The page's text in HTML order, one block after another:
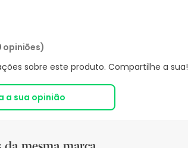
opiniões)
sobre este produto. Compartilhe a sua!
a sua opinião